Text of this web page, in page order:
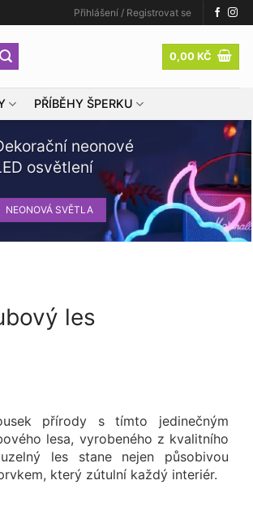
Přihlášení / Registrovat se
0,00KČ
PŘÍBĚHY ŠPERKU
neonové
osvětlení
NEONOVÁ SVĚTLA
les
Kč.
přírody s tímto jedinečným
lesa, vyrobeného z kvalitního
les stane nejen působivou
který zútulní každý interiér.